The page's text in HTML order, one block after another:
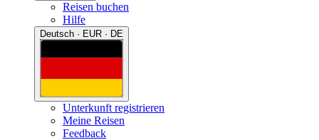
Reisen buchen
Hilfe
Deutsch · EUR · DE
Unterkunft registrieren
Meine Reisen
Feedback